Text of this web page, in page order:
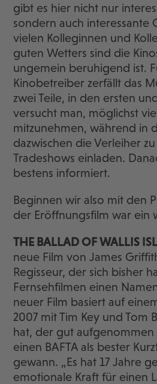
gibt es hier nicht nur
sondern auch interessante
vielen Kolleginnen und
guten Wetters sind die
ungemein beruhigend ist.
Kinobetreiber zerfällt das
zwei Teile, in den ersten
versucht man, möglichst
mitzunehmen, während in
dazwischen die Verleiher
Tradeshows einladen.
bestens informiert.
Beginnen wir also mit den
der Eröffnungsfilm war ein
THE BALLAD OF WALLIS
neue Film von James
Regisseur, der sich bisher
Fernsehfilmen einen
neuer Film basiert auf
2007 mit Tim Key und Tom
hat, der gut
einen BAFTA als bester
gewann. „Es hat 17 Jahre
emotionale Kraft für einen